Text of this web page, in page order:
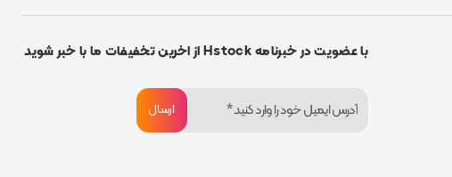
با عضویت در خبرنامه Hstock از اخرین تخفیفات ما با خبر شوید